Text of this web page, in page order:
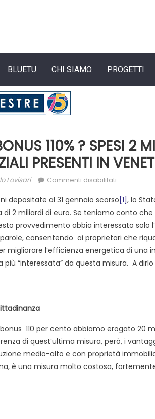
BLUETU CHI SIAMO PROGETTI
110% ? SPESI 2
PRESENTI IN
Lovisari Commenti disabilitati
depositate al 31 gennaio scorso [1], lo
2 miliardi di euro. Se teniamo conto
provvedimento abbia interessato solo
consentendo ai proprietari che
migliorare l’efficienza energetica di
“interessata” da questa misura. A dirlo
110 per cento abbiamo erogato 20
di quest’ultima misura, però, i
medio-alto e con proprietà
è una misura molto costosa,